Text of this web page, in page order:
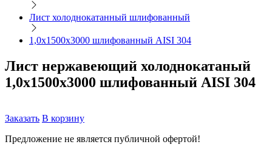
Лист холоднокатанный шлифованный
1,0х1500х3000 шлифованный AISI 304
Лист нержавеющий холоднокатаный
1,0х1500х3000 шлифованный AISI 304
Заказать В корзину
Предложение не является публичной офертой!